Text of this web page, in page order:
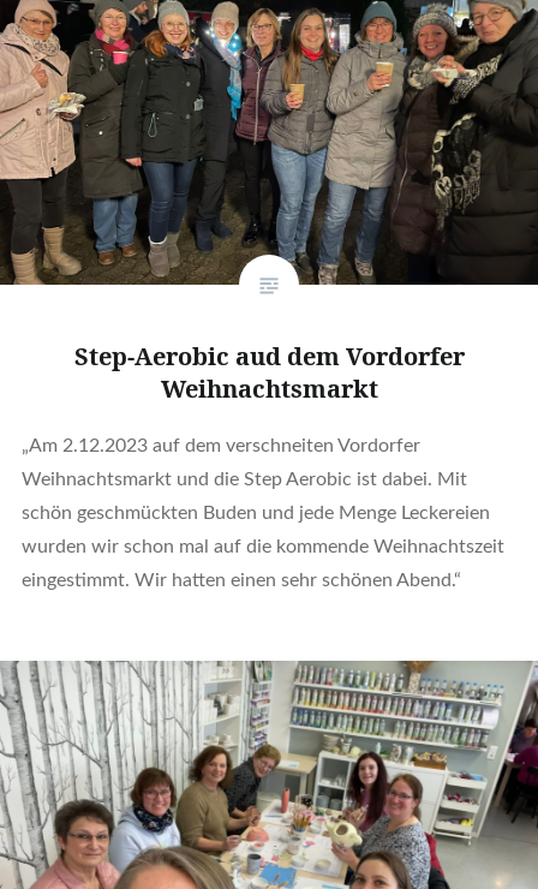
Step-Aerobic aud dem Vordorfer
Weihnachtsmarkt
„Am 2.12.2023 auf dem verschneiten Vordorfer
Weihnachtsmarkt und die Step Aerobic ist dabei. Mit
schön geschmückten Buden und jede Menge Leckereien
wurden wir schon mal auf die kommende Weihnachtszeit
eingestimmt. Wir hatten einen sehr schönen Abend.“